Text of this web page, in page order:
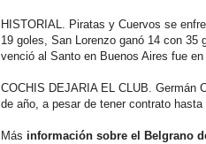
HISTORIAL. Piratas y Cuervos se
19 goles, San Lorenzo ganó 14 con
venció al Santo en Buenos Aires fue
COCHIS DEJARIA EL CLUB. Germán
de año, a pesar de tener contrato hasta
Más información sobre el Belgrano